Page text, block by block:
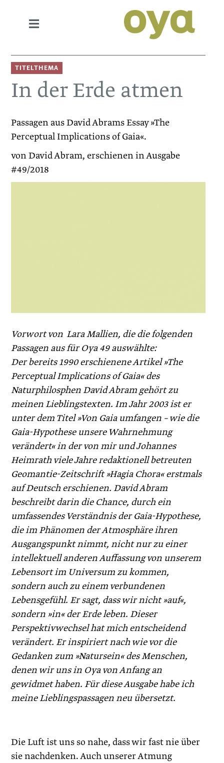
TITELTHEMA
In der Erde atmen
Passagen aus David Abrams Essay »The
Perceptual Implications of Gaia«.
von David Abram, erschienen in Ausgabe
#49/2018
Vorwort von Lara Mallien, die die folgenden
Passagen aus für Oya 49 auswählte:
Der bereits 1990 erschienene Artikel »The
Perceptual Implications of Gaia« des
Naturphilosphen David Abram gehört zu
meinen Lieblingstexten. Im Jahr 2003 ist er
unter dem Titel »Von Gaia umfangen – wie die
Gaia-Hypothese unsere Wahrnehmung
verändert« in der von mir und Johannes
Heimrath viele Jahre redaktionell betreuten
Geomantie-Zeitschrift »Hagia Chora« erstmals
auf Deutsch erschienen. David ­Abram
beschreibt darin die Chance, durch ein
umfassendes Verständnis der Gaia-Hypothese,
die im Phänomen der Atmosphäre ihren
Ausgangspunkt nimmt, nicht nur zu einer
intellektuell anderen Auffassung von unserem
Lebens­ort im Universum zu kommen,
sondern auch zu einem verbundenen
Lebensgefühl. Er sagt, dass wir nicht »auf«,
sondern »in« der Erde leben. Dieser
Perspektivwechsel hat mich entscheidend
verändert. Er inspiriert nach wie vor die
Gedanken zum »­Natursein« des Menschen,
denen wir uns in Oya von Anfang an
gewidmet haben. Für diese Ausgabe habe ich
meine Lieblingspassagen neu übersetzt.
Die Luft ist uns so nahe, dass wir fast nie über
sie nachdenken. Auch unserer Atmung